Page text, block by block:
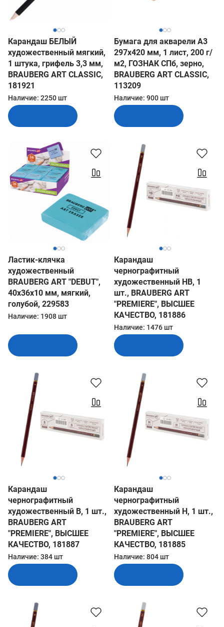
Карандаш БЕЛЫЙ
художественный мягкий,
1 штука, грифель 3,3 мм,
BRAUBERG ART CLASSIC,
181921
Наличие: 2250 шт
Бумага для акварели А3
297х420 мм, 1 лист, 200 г/
м2, ГОЗНАК СПб, зерно,
BRAUBERG ART CLASSIC,
113209
Наличие: 900 шт
Ластик-клячка
художественный
BRAUBERG ART "DEBUT",
40х36х10 мм, мягкий,
голубой, 229583
Наличие: 1908 шт
Карандаш
чернографитный
художественный HB, 1
шт., BRAUBERG ART
"PREMIERE", ВЫСШЕЕ
КАЧЕСТВО, 181886
Наличие: 1476 шт
Карандаш
чернографитный
художественный B, 1 шт.,
BRAUBERG ART
"PREMIERE", ВЫСШЕЕ
КАЧЕСТВО, 181887
Наличие: 384 шт
Карандаш
чернографитный
художественный H, 1 шт.,
BRAUBERG ART
"PREMIERE", ВЫСШЕЕ
КАЧЕСТВО, 181885
Наличие: 804 шт